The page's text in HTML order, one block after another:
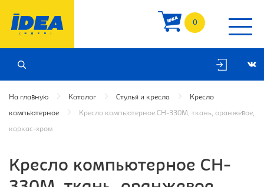
0
На главную Каталог Стулья и кресла Кресло
компьютерное Кресло компьютерное CH-330M, ткань, оранжевое,
каркас-хром
Кресло компьютерное CH-